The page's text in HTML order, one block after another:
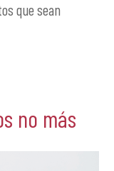
que sean
no más